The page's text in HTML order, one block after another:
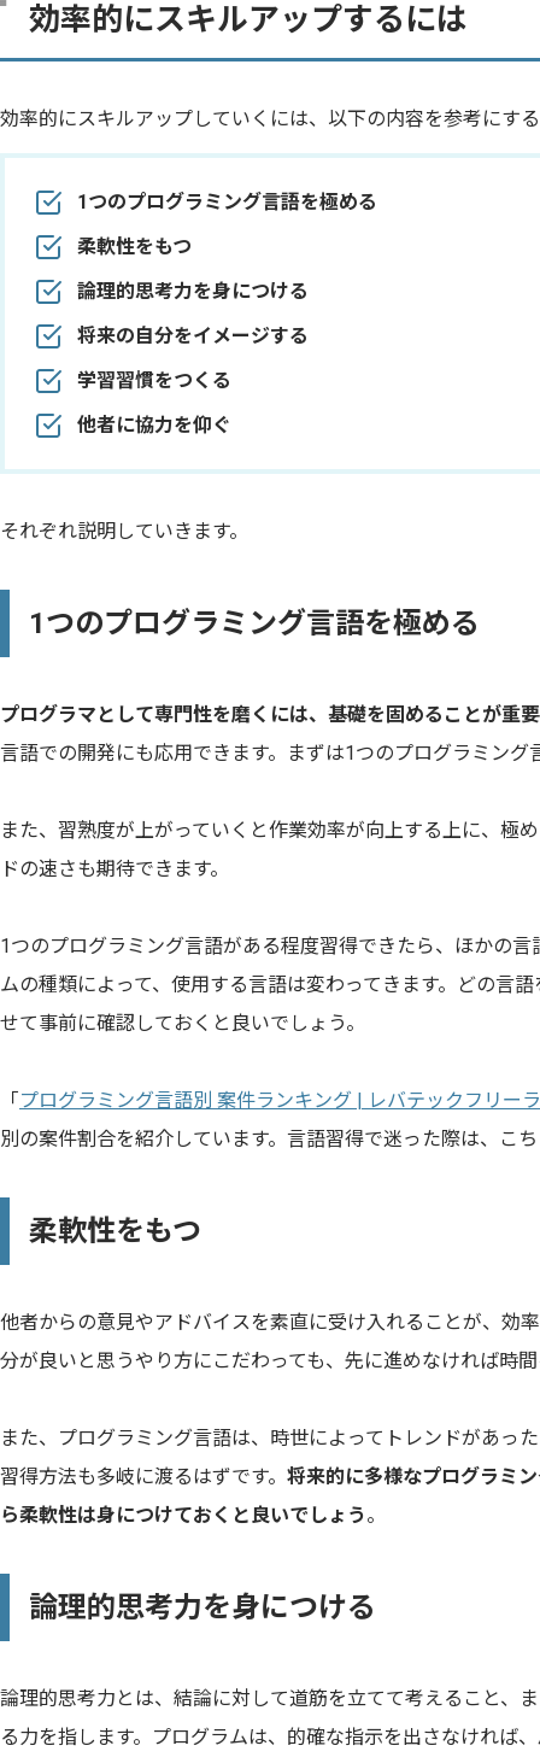
効率的にスキルアップするには
効率的にスキルアップしていくには、以下の内容を参考にす
1つのプログラミング言語を極める
柔軟性をもつ
論理的思考力を身につける
将来の自分をイメージする
学習習慣をつくる
他者に協力を仰ぐ
それぞれ説明していきます。
1つのプログラミング言語を極める
プログラマとして専門性を磨くには、基礎を固めることが重
言語での開発にも応用できます。まずは1つのプログラミング
また、習熟度が上がっていくと作業効率が向上する上に、極
ドの速さも期待できます。
1つのプログラミング言語がある程度習得できたら、ほかの
ムの種類によって、使用する言語は変わってきます。どの言
せて事前に確認しておくと良いでしょう。
「プログラミング言語別 案件ランキング | レバテックフリー
別の案件割合を紹介しています。言語習得で迷った際は、こ
柔軟性をもつ
他者からの意見やアドバイスを素直に受け入れることが、効
分が良いと思うやり方にこだわっても、先に進めなければ時
また、プログラミング言語は、時世によってトレンドがあっ
習得方法も多岐に渡るはずです。 将来的に多様なプログラミ
ら柔軟性は身につけておくと良いでしょう 。
論理的思考力を身につける
論理的思考力とは、結論に対して道筋を立てて考えること、
る力を指します。プログラムは、的確な指示を出さなければ